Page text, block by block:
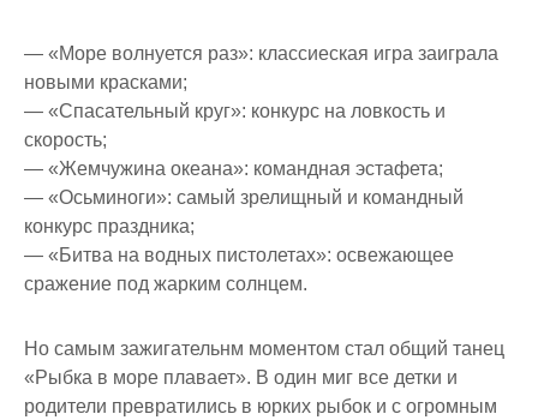
— «Море волнуется раз»: классиеская игра заиграла
новыми красками;
— «Спасательный круг»: конкурс на ловкость и
скорость;
— «Жемчужина океана»: командная эстафета;
— «Осьминоги»: самый зрелищный и командный
конкурс праздника;
— «Битва на водных пистолетах»: освежающее
сражение под жарким солнцем.
Но самым зажигательнм моментом стал общий танец
«Рыбка в море плавает». В один миг все детки и
родители превратились в юрких рыбок и с огромным